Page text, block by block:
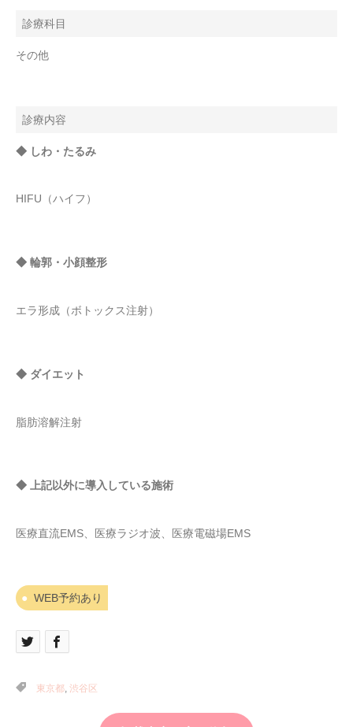
診療科目
その他
診療内容
◆ しわ・たるみ
HIFU（ハイフ）
◆ 輪郭・小顔整形
エラ形成（ボトックス注射）
◆ ダイエット
脂肪溶解注射
◆ 上記以外に導入している施術
医療直流EMS、医療ラジオ波、医療電磁場EMS
WEB予約あり
東京都, 渋谷区